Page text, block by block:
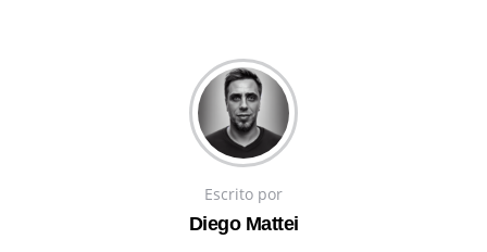
Escrito por
Diego Mattei